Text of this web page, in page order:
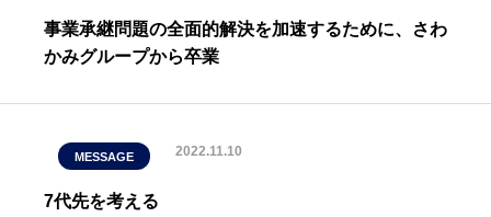
事業承継問題の全面的解決を加速するために、さわ
かみグループから卒業
MESSAGE 2022.11.10
7代先を考える